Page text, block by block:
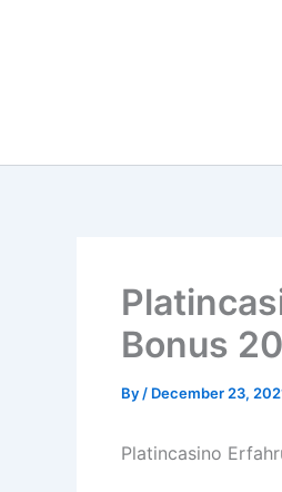
Bonus
By / December 23,
Platincasino